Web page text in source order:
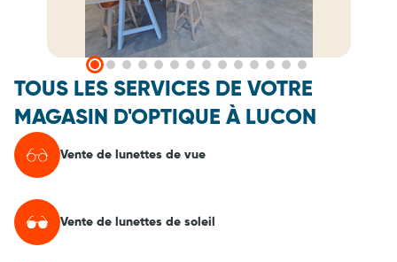
TOUS LES SERVICES DE VOTRE
MAGASIN D'OPTIQUE À LUCON
Vente de lunettes de vue
Vente de lunettes de soleil